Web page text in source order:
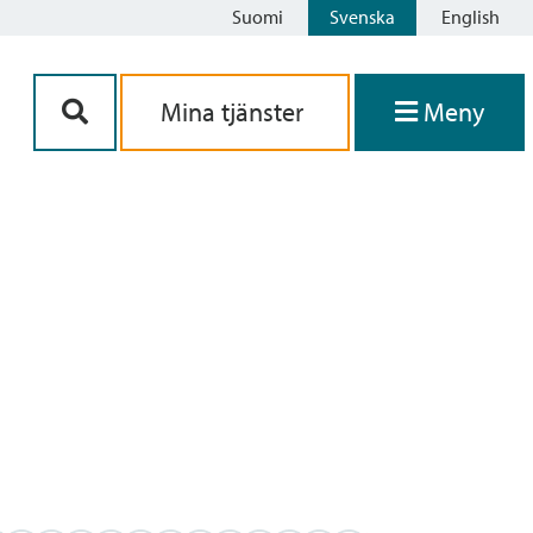
Suomi Svenska English
Mina tjänster Meny